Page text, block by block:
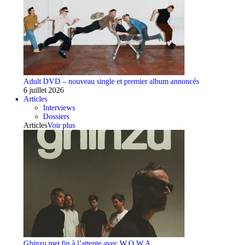
Adult DVD – nouveau single et premier album annoncés
6 juillet 2026
Articles
Interviews
Dossiers
ArticlesVoir plus
Ghinzu met fin à l’attente avec W.O.W.A